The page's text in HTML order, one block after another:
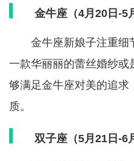
金牛座（4月20日-5
金牛座新娘子注重细
一款华丽丽的蕾丝婚纱或
够满足金牛座对美的追求
质。
双子座（5月21日-6